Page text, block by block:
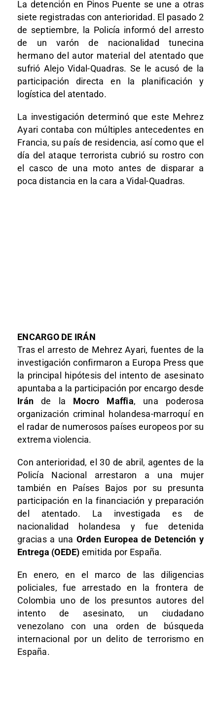
La detención en Pinos Puente se une a otras
siete registradas con anterioridad. El pasado 2
de septiembre, la Policía informó del arresto
de un varón de nacionalidad tunecina
hermano del autor material del atentado que
sufrió Alejo Vidal-Quadras. Se le acusó de la
participación directa en la planificación y
logística del atentado.
La investigación determinó que este Mehrez
Ayari contaba con múltiples antecedentes en
Francia, su país de residencia, así como que el
día del ataque terrorista cubrió su rostro con
el casco de una moto antes de disparar a
poca distancia en la cara a Vidal-Quadras.
ENCARGO DE IRÁN
Tras el arresto de Mehrez Ayari, fuentes de la
investigación confirmaron a Europa Press que
la principal hipótesis del intento de asesinato
apuntaba a la participación por encargo desde
Irán de la Mocro Maffia, una poderosa
organización criminal holandesa-marroquí en
el radar de numerosos países europeos por su
extrema violencia.
Con anterioridad, el 30 de abril, agentes de la
Policía Nacional arrestaron a una mujer
también en Países Bajos por su presunta
participación en la financiación y preparación
del atentado. La investigada es de
nacionalidad holandesa y fue detenida
gracias a una Orden Europea de Detención y
Entrega (OEDE) emitida por España.
En enero, en el marco de las diligencias
policiales, fue arrestado en la frontera de
Colombia uno de los presuntos autores del
intento de asesinato, un ciudadano
venezolano con una orden de búsqueda
internacional por un delito de terrorismo en
España.